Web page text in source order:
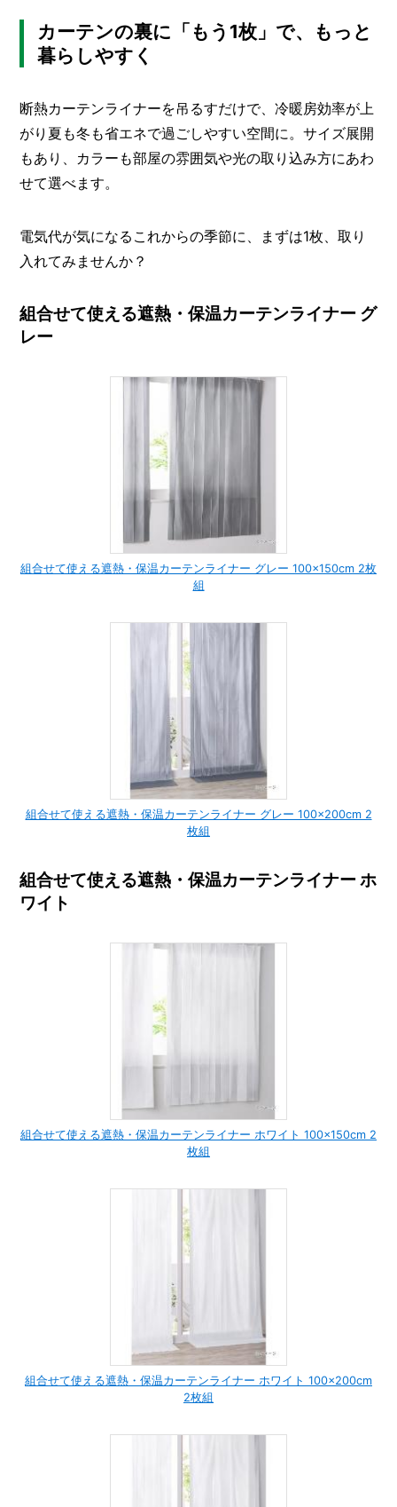
カーテンの裏に「もう1枚」で、もっと
暮らしやすく
断熱カーテンライナーを吊るすだけで、冷暖房効率が上
がり夏も冬も省エネで過ごしやすい空間に。サイズ展開
もあり、カラーも部屋の雰囲気や光の取り込み方にあわ
せて選べます。
電気代が気になるこれからの季節に、まずは1枚、取り
入れてみませんか？
組合せて使える遮熱・保温カーテンライナー グ
レー
組合せて使える遮熱・保温カーテンライナー グレー 100×150cm 2枚
組
組合せて使える遮熱・保温カーテンライナー グレー 100×200cm 2
枚組
組合せて使える遮熱・保温カーテンライナー ホ
ワイト
組合せて使える遮熱・保温カーテンライナー ホワイト 100×150cm 2
枚組
組合せて使える遮熱・保温カーテンライナー ホワイト 100×200cm
2枚組